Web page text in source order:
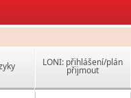
LONI: přihlášení/plán
přijmout